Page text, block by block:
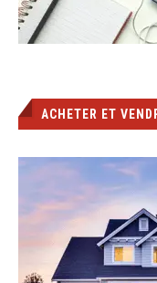
ACHETER ET